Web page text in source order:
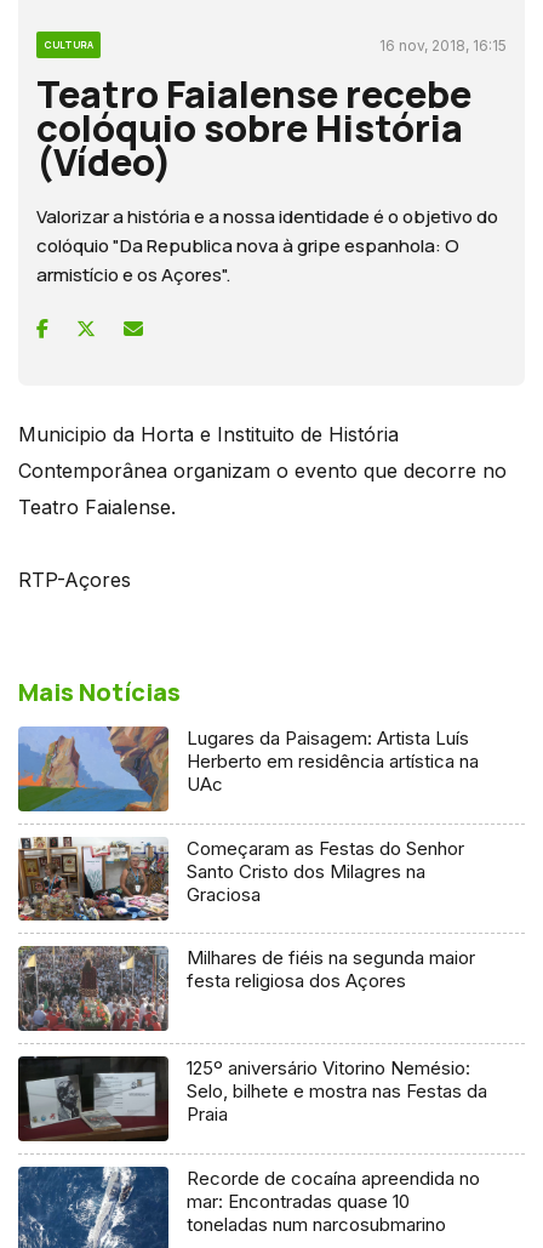
CULTURA 16 nov, 2018, 16:15
Teatro Faialense recebe
colóquio sobre História
(Vídeo)
Valorizar a história e a nossa identidade é o objetivo do
colóquio "Da Republica nova à gripe espanhola: O
armistício e os Açores".
Municipio da Horta e Instituito de História
Contemporânea organizam o evento que decorre no
Teatro Faialense.
RTP-Açores
Mais Notícias
Lugares da Paisagem: Artista Luís
Herberto em residência artística na
UAc
Começaram as Festas do Senhor
Santo Cristo dos Milagres na
Graciosa
Milhares de fiéis na segunda maior
festa religiosa dos Açores
125º aniversário Vitorino Nemésio:
Selo, bilhete e mostra nas Festas da
Praia
Recorde de cocaína apreendida no
mar: Encontradas quase 10
toneladas num narcosubmarino